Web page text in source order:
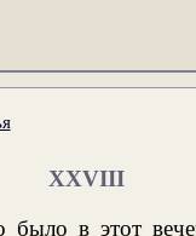
XXVIII
было в этот